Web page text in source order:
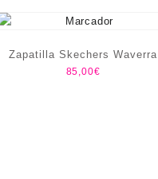
Zapatilla Skechers Waverra
85,00€